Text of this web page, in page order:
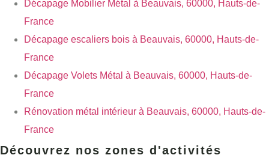
Décapage Mobilier Métal à Beauvais, 60000, Hauts-de-
France
Décapage escaliers bois à Beauvais, 60000, Hauts-de-
France
Décapage Volets Métal à Beauvais, 60000, Hauts-de-
France
Rénovation métal intérieur à Beauvais, 60000, Hauts-de-
France
Découvrez nos zones d'activités